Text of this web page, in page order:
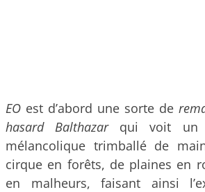
EO est d’abord une sorte de
hasard Balthazarqui voit un
mélancolique trimballé de
cirque en forêts, de plaines en
en malheurs, faisant ainsi